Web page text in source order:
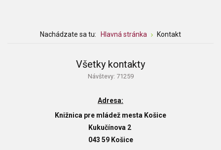
Nachádzate sa tu: Hlavná stránka Kontakt
Všetky kontakty
Návštevy: 71259
Adresa:
Knižnica pre mládež mesta Košice
Kukučínova 2
043 59 Košice